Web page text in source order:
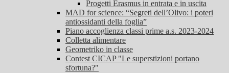
Progetti Erasmus in entrata e in uscita
MAD for science: “Segreti dell’Olivo: i poteri
antiossidanti della foglia”
Piano accoglienza classi prime a.s. 2023-2024
Colletta alimentare
Geometriko in classe
Contest CICAP "Le superstizioni portano
sfortuna?"